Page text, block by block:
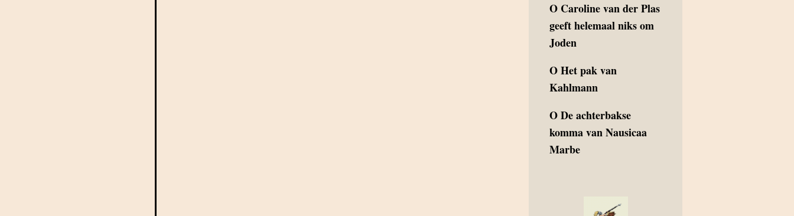
O Caroline van der Plas
geeft helemaal niks om
Joden
OHet pak van
Kahlmann
ODe achterbakse
komma van Nausicaa
Marbe